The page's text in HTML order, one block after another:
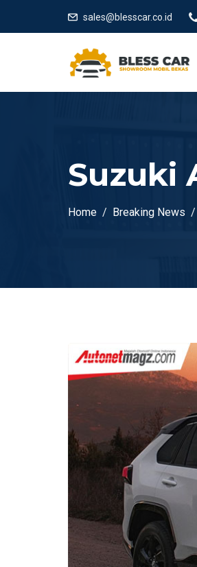
sales@blesscar.co.id
Suzuki
Home Breaking News